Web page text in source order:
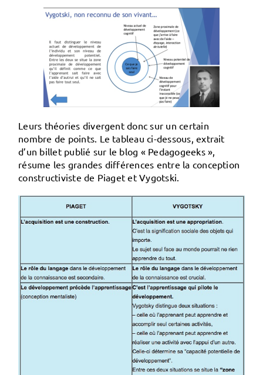
Leurs théories divergent donc sur un certain
nombre de points. Le tableau ci-dessous, extrait
d’un billet publié sur le blog « Pedagogeeks »,
résume les grandes différences entre la conception
constructiviste de Piaget et Vygotski.